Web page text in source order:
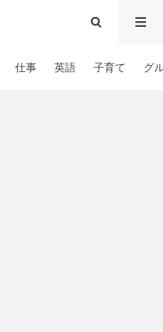
仕事 英語 子育て グ